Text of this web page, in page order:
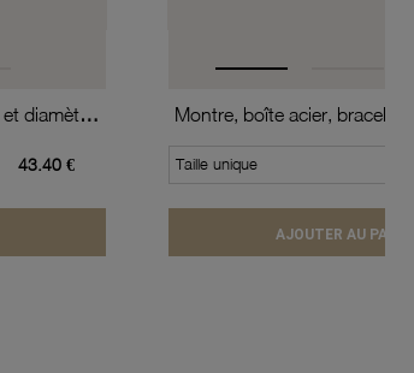
Créoles en plaqué or, fil 15/10 et diamètre 60 mm
43.40 € Taille unique
AJOUTER AU